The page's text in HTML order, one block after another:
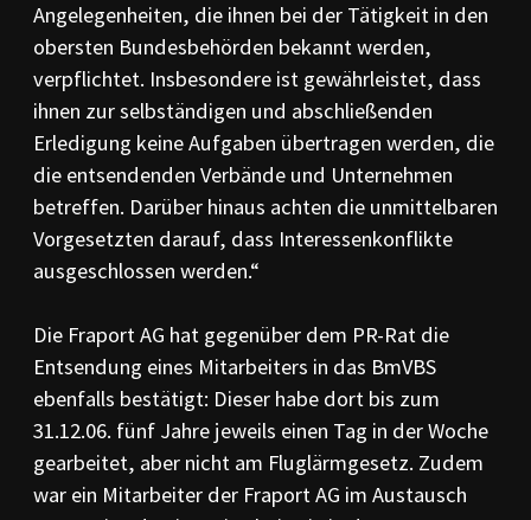
Ange­legenheiten, die ihnen bei der Tätigkeit in den
obersten Bundesbehörden bekannt wer­den,
verpflichtet. Insbe­sondere ist ge­währ­leistet, dass
ihnen zur selbständigen und ab­schließenden
Erledigung keine Aufgaben über­­­tragen werden, die
die entsendenden Ver­bände und Unternehmen
betreffen. Darüber hinaus achten die unmittelbaren
Vorgesetz­ten darauf, dass Interessenkonflikte
ausgeschlossen werden.“
Die Fraport AG hat gegenüber dem PR-Rat die
Entsendung eines Mitarbeiters in das BmVBS
ebenfalls be­stätigt: Dieser habe dort bis zum
31.12.06. fünf Jahre je­weils einen Tag in der Wo­che
gearbei­tet, aber nicht am Fluglärmgesetz. Zudem
war ein Mitarbeiter der Fraport AG im Aus­tausch